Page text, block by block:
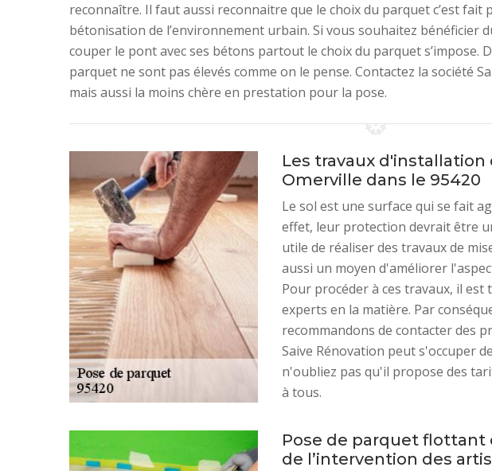
reconnaître. Il faut aussi reconnaitre que le choix du parquet c’est fait
bétonisation de l’environnement urbain. Si vous souhaitez bénéficier
couper le pont avec ses bétons partout le choix du parquet s’impose.
parquet ne sont pas élevés comme on le pense. Contactez la société
mais aussi la moins chère en prestation pour la pose.
Les travaux d'installation
Omerville dans le 95420
Le sol est une surface qui se fait
effet, leur protection devrait être
utile de réaliser des travaux de
aussi un moyen d'améliorer
Pour procéder à ces travaux, il est
experts en la matière. Par
recommandons de contacter des
Saive Rénovation peut s'occuper
n'oubliez pas qu'il propose des
à tous.
Pose de parquet flottant
de l’intervention des